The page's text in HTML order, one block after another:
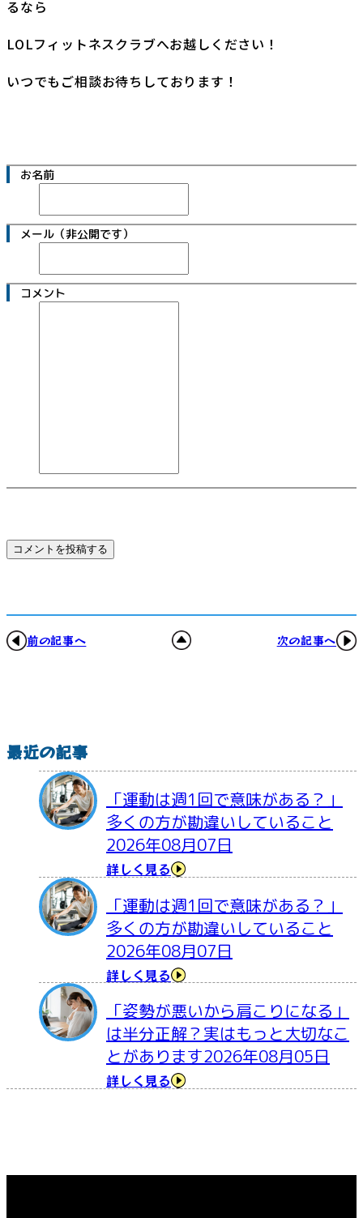
るなら
LOLフィットネスクラブへお越しください！
いつでもご相談お待ちしております！
お名前
メール（非公開です）
コメント
コメントを投稿する
前の記事へ 次の記事へ
最近の記事
「運動は週1回で意味がある？」
多くの方が勘違いしていること
2026年08月07日
詳しく見る
「運動は週1回で意味がある？」
多くの方が勘違いしていること
2026年08月07日
詳しく見る
「姿勢が悪いから肩こりになる」
は半分正解？実はもっと大切なこ
とがあります2026年08月05日
詳しく見る